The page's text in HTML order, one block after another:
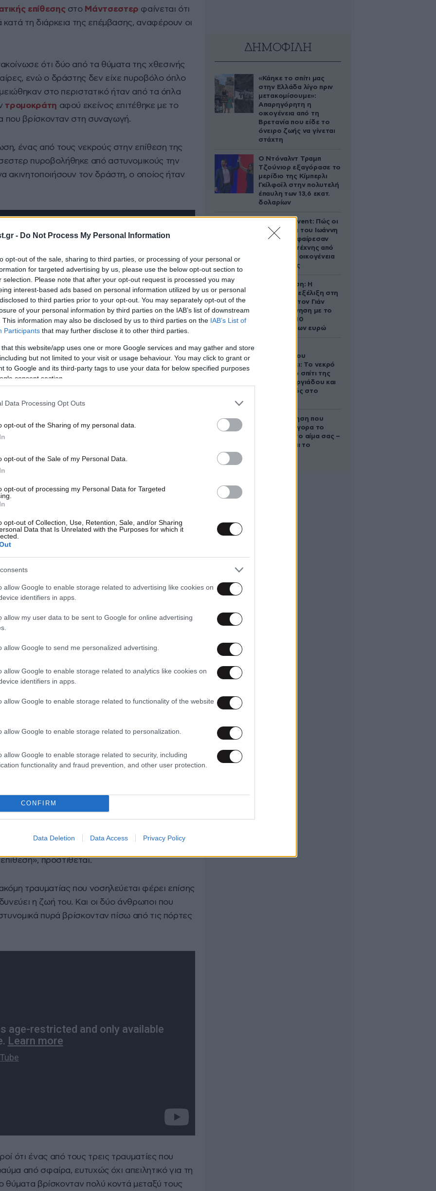
- Do Not Process My Personal Information
opt-out of the sale, sharing to third parties, or processing of your personal or
for targeted advertising by us, please use the below opt-out section to
selection. Please note that after your opt-out request is processed you may
interest-based ads based on personal information utilized by us or personal
to third parties prior to your opt-out. You may separately opt-out of the
of your personal information by third parties on the IAB’s list of downstream
This information may also be disclosed by us to third parties on the IAB’s List of
Participants that may further disclose it to other third parties.
that this website/app uses one or more Google services and may gather and store
but not limited to your visit or usage behaviour. You may click to grant or
to Google and its third-party tags to use your data for below specified purposes
consent section.
Data Processing Opt Outs
opt-out of the Sharing of my personal data.
opt-out of the Sale of my Personal Data.
opt-out of processing my Personal Data for Targeted
opt-out of Collection, Use, Retention, Sale, and/or Sharing
Data that Is Unrelated with the Purposes for which it
allow Google to enable storage related to advertising like cookies on
identifiers in apps.
allow my user data to be sent to Google for online advertising
allow Google to send me personalized advertising.
allow Google to enable storage related to analytics like cookies on
identifiers in apps.
allow Google to enable storage related to functionality of the website
allow Google to enable storage related to personalization.
allow Google to enable storage related to security, including
functionality and fraud prevention, and other user protection.
CONFIRM
Data Deletion Data Access Privacy Policy
επίθεσηςστο Μάντσεστερ φαίνεται ότι
τη διάρκεια της επέμβασης, αναφέρουν οι
ότι δύο από τα θύματα της χθεσινής
ενώ ο δράστης δεν είχε πυροβόλο όπλο
στο περιστατικό ήταν από τα όπλα
τρομοκράτη αφού εκείνος επιτέθηκε με το
που βρίσκονταν στη συναγωγή.
ένας από τους νεκρούς στην επίθεση της
πυροβολήθηκε από αστυνομικούς την
ακινητοποιήσουν τον δράστη, ο οποίος ήταν
με σφαίρες της
δύο από τα θύματα
Αλ Σάμι, δεν είχε στην κατοχή του πυροβόλο
που σημειώθηκαν ήταν από τον οπλισμένο
περαιτέρω ιατροδικαστικής εξέτασης, ο
να προκλήθηκε ως μια τραγική και
που έπρεπε να λάβουν οι αστυνομικοί
προστίθεται.
τραυματίας που νοσηλεύεται φέρει επίσης
η ζωή του. Και οι δύο άνθρωποι που
πυρά βρίσκονταν πίσω από τις πόρτες
ότι ένας από τους τρεις τραυματίες που
από σφαίρα, ευτυχώς όχι απειλητικό για τη
θύματα βρίσκονταν πολύ κοντά μεταξύ τους
ΔΗΜΟΦΙΛΗ
«Κάηκε το σπίτι μας
στην Ελλάδα λίγο πριν
μετακομίσουμε»:
Απαρηγόρητη η
οικογένεια από τη
Βρετανία που είδε το
όνειρο ζωής να γίνεται
στάχτη
Ο Ντόναλντ Τραμπ
Τζούνιορ εξαγόρασε το
μερίδιο της Κίμπερλι
Γκίλφοϊλ στην πολυτελή
έπαυλη των 13,6 εκατ.
δολαρίων
Παλάτι Marivent: Πώς οι
κληρονόμοι του Ιωάννη
Σαριδάκη αφαίρεσαν
1.300 έργα τέχνης από
τη βασιλική οικογένεια
της Ισπανίας
Αθηνά Ωνάση: Η
απρόσμενη εξέλιξη στη
διαμάχη με τον Γιάν
Τοπς – Η κίνηση με το
άλογο των 10
εκατομμυρίων ευρώ
Τζώρτζογλου
αποκαλύπτει: Το νεκρό
έμβρυο στο σπίτι της
Μαρίας Γεωργιάδου και
ο εγκλεισμός στο
Η απλή άσκηση που
μειώνει γρήγορα το
σάκχαρο στο αίμα σας –
Και δεν είναι το